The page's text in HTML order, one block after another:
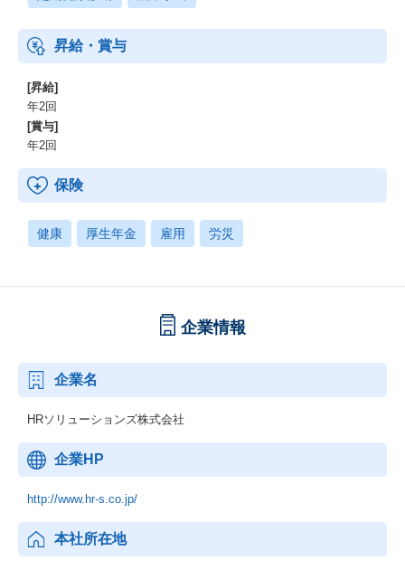
昇給・賞与
[昇給]
年2回
[賞与]
年2回
保険
健康 厚生年金 雇用 労災
企業情報
企業名
HRソリューションズ株式会社
企業HP
http://www.hr-s.co.jp/
本社所在地